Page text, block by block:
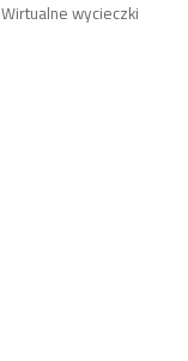
Wirtualne wycieczki